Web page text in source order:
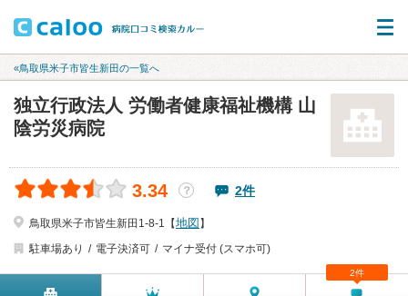
«鳥取県米子市皆生新田の一覧へ
独立行政法人 労働者健康福祉機構 山
陰労災病院
3.34 ？ 2件
鳥取県米子市皆生新田1-8-1【地図 】
駐車場あり
電子決済可 マイナ受付 (スマホ可)
2件